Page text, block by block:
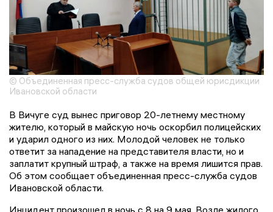
© Объединенная пресс-служба судов общей юрисдикции
Ивановской области
В Вичуге суд вынес приговор 20-летнему местному
жителю, который в майскую ночь оскорбил полицейских
и ударил одного из них. Молодой человек не только
ответит за нападение на представителя власти, но и
заплатит крупный штраф, а также на время лишится прав.
Об этом сообщает объединенная пресс-служба судов
Ивановской области.
Инцидент произошел в ночь с 8 на 9 мая. Возле жилого